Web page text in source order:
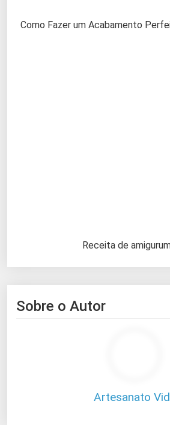
Como Fazer um Acabamento
Receita de
Sobre o Autor
Artesanato